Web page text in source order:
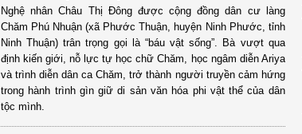
Nghệ nhân Châu Thị Đông được cộng đồng dân cư làng
Chăm Phú Nhuận (xã Phước Thuận, huyện Ninh Phước, tỉnh
Ninh Thuận) trân trọng gọi là “báu vật sống”. Bà vượt qua
định kiến giới, nỗ lực tự học chữ Chăm, học ngâm diễn Ariya
và trình diễn dân ca Chăm, trở thành người truyền cảm hứng
trong hành trình gìn giữ di sản văn hóa phi vật thể của dân
tộc mình.